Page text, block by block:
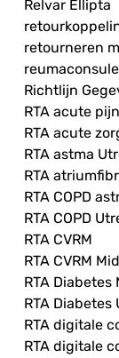
Relvar Ellipta
retourneren
Richtlijn
RTA acute
RTA acute
RTA astma
RTA
RTA COPD
RTA COPD
RTA CVRM
RTA CVRM
RTA
RTA Diabetes
RTA digitale
RTA digitale